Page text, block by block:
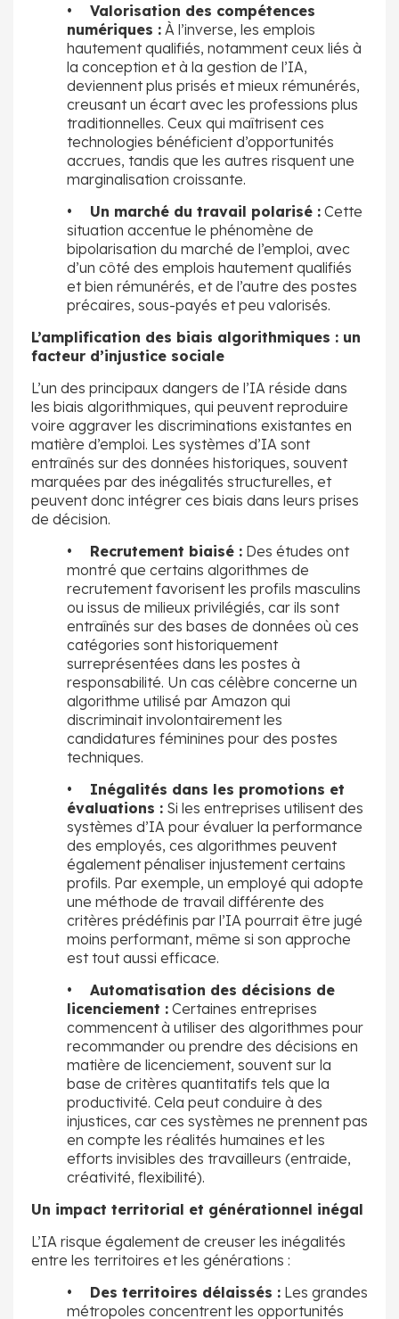
• Valorisation des compétences
numériques : À l’inverse, les emplois
hautement qualifiés, notamment ceux liés à
la conception et à la gestion de l’IA,
deviennent plus prisés et mieux rémunérés,
creusant un écart avec les professions plus
traditionnelles. Ceux qui maîtrisent ces
technologies bénéficient d’opportunités
accrues, tandis que les autres risquent une
marginalisation croissante.
• Un marché du travail polarisé : Cette
situation accentue le phénomène de
bipolarisation du marché de l’emploi, avec
d’un côté des emplois hautement qualifiés
et bien rémunérés, et de l’autre des postes
précaires, sous-payés et peu valorisés.
L’amplification des biais algorithmiques : un
facteur d’injustice sociale
L’un des principaux dangers de l’IA réside dans
les biais algorithmiques, qui peuvent reproduire
voire aggraver les discriminations existantes en
matière d’emploi. Les systèmes d’IA sont
entraînés sur des données historiques, souvent
marquées par des inégalités structurelles, et
peuvent donc intégrer ces biais dans leurs prises
de décision.
• Recrutement biaisé : Des études ont
montré que certains algorithmes de
recrutement favorisent les profils masculins
ou issus de milieux privilégiés, car ils sont
entraînés sur des bases de données où ces
catégories sont historiquement
surreprésentées dans les postes à
responsabilité. Un cas célèbre concerne un
algorithme utilisé par Amazon qui
discriminait involontairement les
candidatures féminines pour des postes
techniques.
• Inégalités dans les promotions et
évaluations : Si les entreprises utilisent des
systèmes d’IA pour évaluer la performance
des employés, ces algorithmes peuvent
également pénaliser injustement certains
profils. Par exemple, un employé qui adopte
une méthode de travail différente des
critères prédéfinis par l’IA pourrait être jugé
moins performant, même si son approche
est tout aussi efficace.
• Automatisation des décisions de
licenciement : Certaines entreprises
commencent à utiliser des algorithmes pour
recommander ou prendre des décisions en
matière de licenciement, souvent sur la
base de critères quantitatifs tels que la
productivité. Cela peut conduire à des
injustices, car ces systèmes ne prennent pas
en compte les réalités humaines et les
efforts invisibles des travailleurs (entraide,
créativité, flexibilité).
Un impact territorial et générationnel inégal
L’IA risque également de creuser les inégalités
entre les territoires et les générations :
• Des territoires délaissés : Les grandes
métropoles concentrent les opportunités